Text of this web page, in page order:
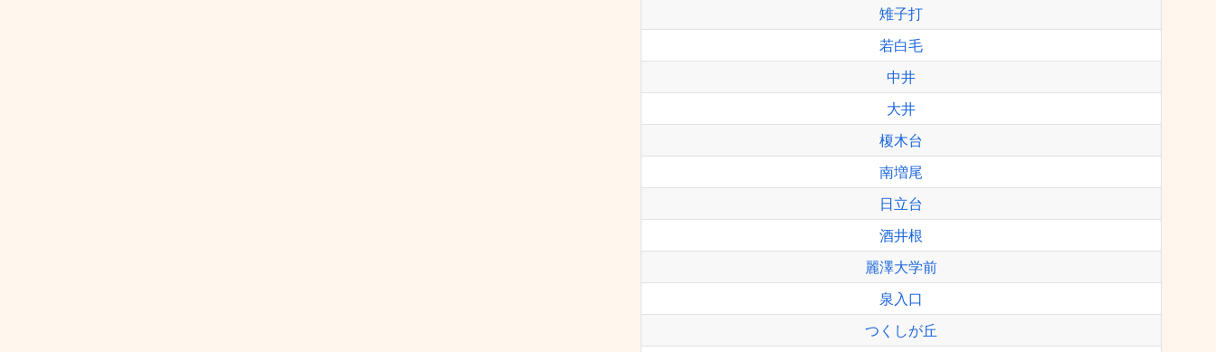
雉子打
若白毛
中井
大井
榎木台
南増尾
日立台
酒井根
麗澤大学前
泉入口
つくしが丘